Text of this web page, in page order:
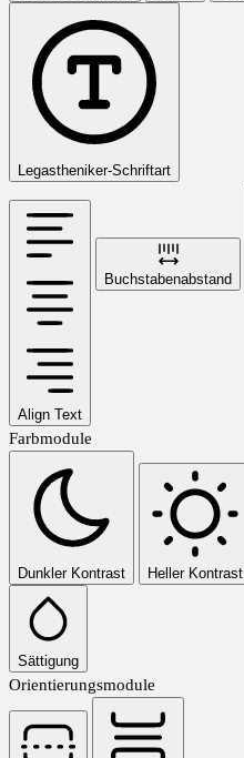
Legastheniker-Schriftart
Align Text
Buchstabenabstand
Farbmodule
Dunkler Kontrast Heller Kontrast
Sättigung
Orientierungsmodule